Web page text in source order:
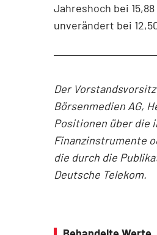
Jahreshoch bei
unverändert bei
Der
Börsenmedien AG,
Positionen über die
Finanzinstrumente
die durch die
Deutsche Telekom.